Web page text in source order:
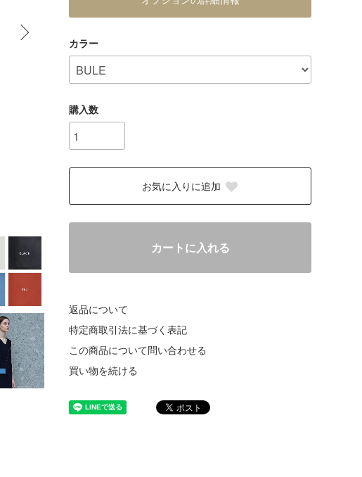
カラー
購入数
お気に入りに追加
カートに入れる
返品について
特定商取引法に基づく表記
この商品について問い合わせる
買い物を続ける